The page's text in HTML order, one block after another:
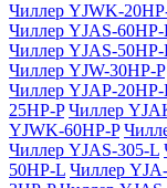
Чиллер YJWK-
Чиллер YJAS-60HP-
Чиллер YJAS-50HP-
Чиллер YJW-30HP-P
Чиллер YJAP-20HP-
25HP-P Чиллер
YJWK-60HP-P
Чиллер YJAS-305-L
50HP-L Чиллер